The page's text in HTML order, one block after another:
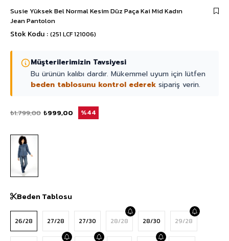
Susie Yüksek Bel Normal Kesim Düz Paça Kai Mid Kadın
Jean Pantolon
Stok Kodu (251 LCF 121006)
Müşterilerimizin Tavsiyesi
Bu ürünün kalıbı dardır. Mükemmel uyum için lütfen
beden tablosunu kontrol ederek sipariş verin.
₺1.799,00 ₺999,00 44
Beden Tablosu
26/28 27/28 27/30 28/28 28/30 29/28